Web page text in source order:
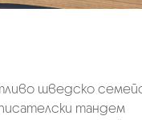
шведско
тандем